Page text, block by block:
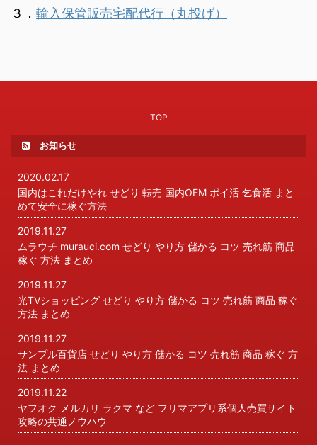
３． 輸入保管販売宅配代行（丸投げ）
TOP
お知らせ
2020.02.17
国内はこれだけやれ せどり 転売 国内OEM ポイ活 乞食活 まと
めて安全に稼ぐ方法
2019.11.27
ムラウチ murauci.com せどり やり方 儲かる コツ 売れ筋 商品
稼ぐ 方法 まとめ
2019.11.27
光TVショッピング せどり やり方 儲かる コツ 売れ筋 商品 稼ぐ
方法 まとめ
2019.11.27
サンプル百貨店 せどり やり方 儲かる コツ 売れ筋 商品 稼ぐ 方
法 まとめ
2019.11.22
ヤフオク メルカリ ラクマ など フリマアプリ系個人売買サイト
攻略の共通ノウハウ